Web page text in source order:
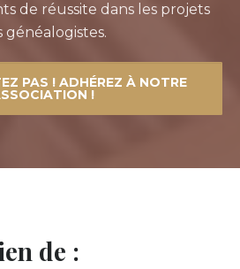
de réussite dans les projets
généalogistes.
PAS ! ADHÉREZ À NOTRE
!
de :